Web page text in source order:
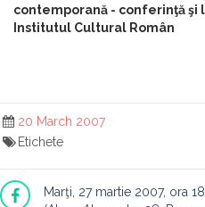
contemporană - conferinţă şi
Institutul Cultural Român
20 March 2007
Etichete
Marţi, 27 martie 2007, ora